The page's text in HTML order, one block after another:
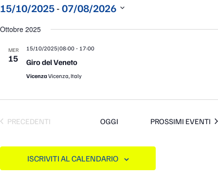
15/10/2025 - 07/08/2026
la
data.
Ottobre 2025
MER
15
15/10/2025|08:00 - 17:00
Giro del Veneto
VicenzaVicenza, Italy
EVENTI
PRECEDENTI OGGI PROSSIMI EVENTI
ISCRIVITI AL CALENDARIO